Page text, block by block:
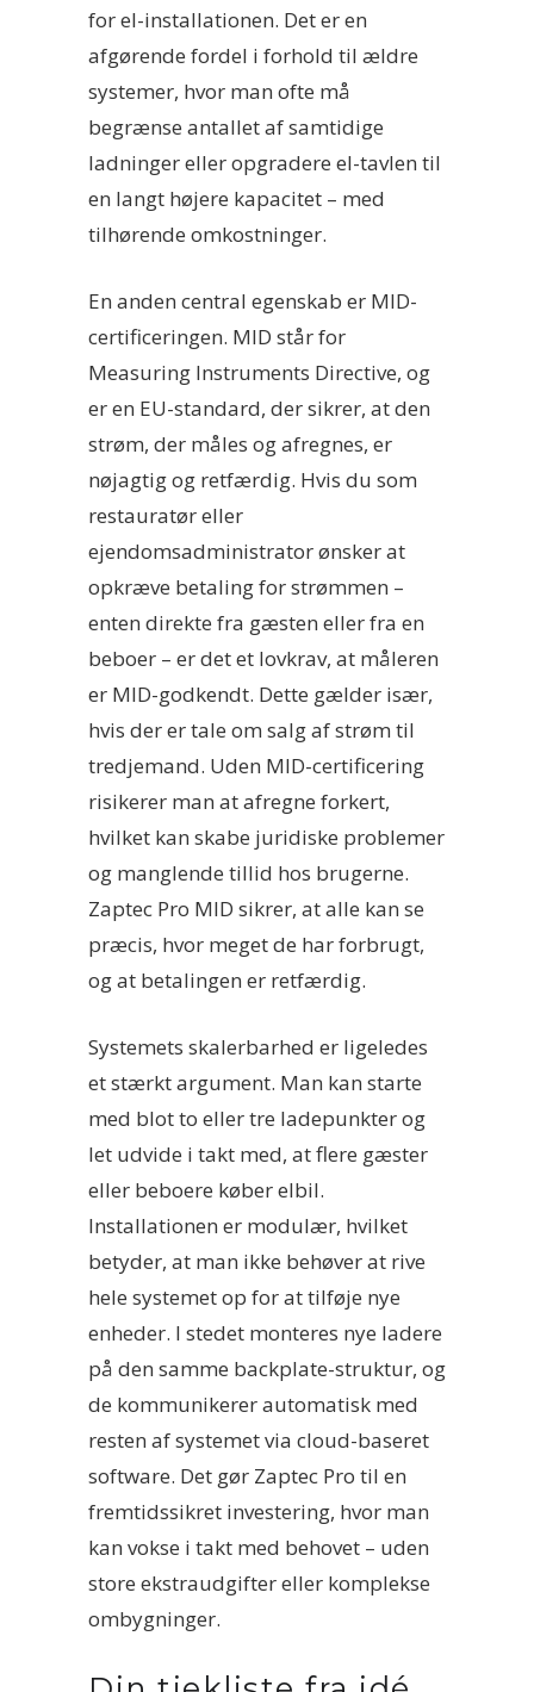
for el-installationen. Det er en
afgørende fordel i forhold til ældre
systemer, hvor man ofte må
begrænse antallet af samtidige
ladninger eller opgradere el-tavlen til
en langt højere kapacitet – med
tilhørende omkostninger.
En anden central egenskab er MID-
certificeringen. MID står for
Measuring Instruments Directive, og
er en EU-standard, der sikrer, at den
strøm, der måles og afregnes, er
nøjagtig og retfærdig. Hvis du som
restauratør eller
ejendomsadministrator ønsker at
opkræve betaling for strømmen –
enten direkte fra gæsten eller fra en
beboer – er det et lovkrav, at måleren
er MID-godkendt. Dette gælder især,
hvis der er tale om salg af strøm til
tredjemand. Uden MID-certificering
risikerer man at afregne forkert,
hvilket kan skabe juridiske problemer
og manglende tillid hos brugerne.
Zaptec Pro MID sikrer, at alle kan se
præcis, hvor meget de har forbrugt,
og at betalingen er retfærdig.
Systemets skalerbarhed er ligeledes
et stærkt argument. Man kan starte
med blot to eller tre ladepunkter og
let udvide i takt med, at flere gæster
eller beboere køber elbil.
Installationen er modulær, hvilket
betyder, at man ikke behøver at rive
hele systemet op for at tilføje nye
enheder. I stedet monteres nye ladere
på den samme backplate-struktur, og
de kommunikerer automatisk med
resten af systemet via cloud-baseret
software. Det gør Zaptec Pro til en
fremtidssikret investering, hvor man
kan vokse i takt med behovet – uden
store ekstraudgifter eller komplekse
ombygninger.